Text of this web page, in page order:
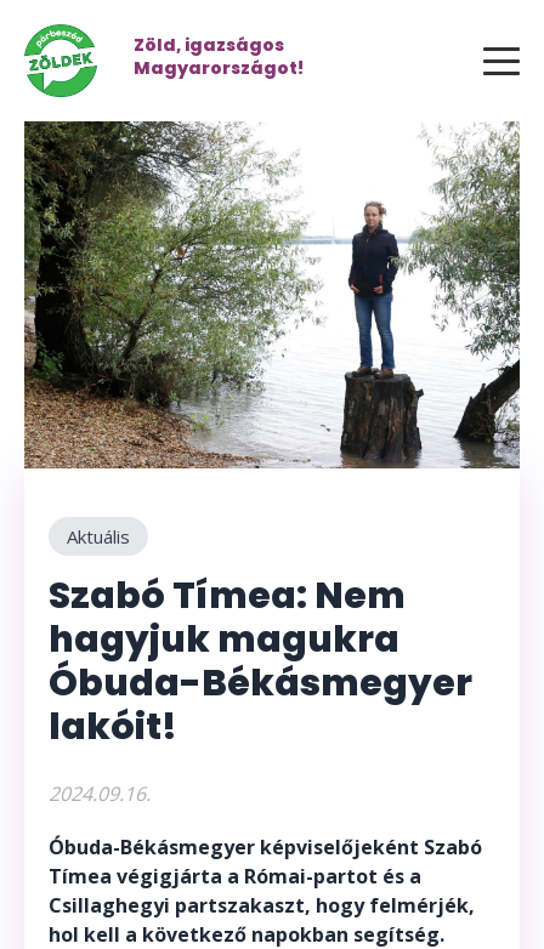
Zöld, igazságos
Magyarországot!
Aktuális
Szabó Tímea: Nem
hagyjuk magukra
Óbuda-Békásmegyer
lakóit!
2024.09.16.
Óbuda-Békásmegyer képviselőjeként Szabó
Tímea végigjárta a Római-partot és a
Csillaghegyi partszakaszt, hogy felmérjék,
hol kell a következő napokban segítség.